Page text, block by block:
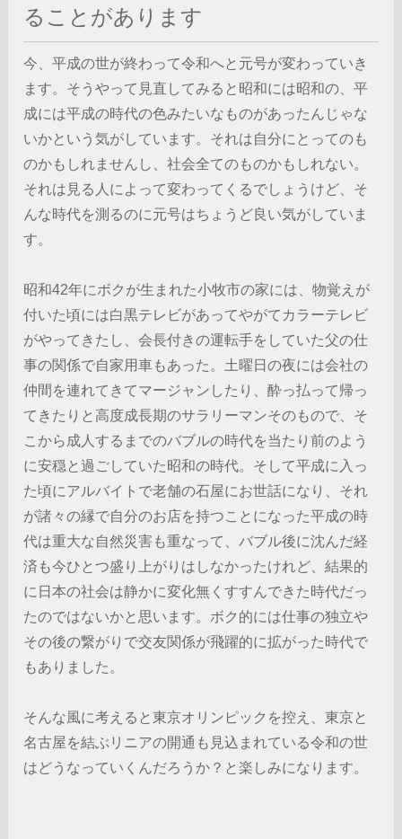
ることがあります
今、平成の世が終わって令和へと元号が変わっていき
ます。そうやって見直してみると昭和には昭和の、平
成には平成の時代の色みたいなものがあったんじゃな
いかという気がしています。それは自分にとってのも
のかもしれませんし、社会全てのものかもしれない。
それは見る人によって変わってくるでしょうけど、そ
んな時代を測るのに元号はちょうど良い気がしていま
す。
昭和42年にボクが生まれた小牧市の家には、物覚えが
付いた頃には白黒テレビがあってやがてカラーテレビ
がやってきたし、会長付きの運転手をしていた父の仕
事の関係で自家用車もあった。土曜日の夜には会社の
仲間を連れてきてマージャンしたり、酔っ払って帰っ
てきたりと高度成長期のサラリーマンそのもので、そ
こから成人するまでのバブルの時代を当たり前のよう
に安穏と過ごしていた昭和の時代。そして平成に入っ
た頃にアルバイトで老舗の石屋にお世話になり、それ
が諸々の縁で自分のお店を持つことになった平成の時
代は重大な自然災害も重なって、バブル後に沈んだ経
済も今ひとつ盛り上がりはしなかったけれど、結果的
に日本の社会は静かに変化無くすすんできた時代だっ
たのではないかと思います。ボク的には仕事の独立や
その後の繋がりで交友関係が飛躍的に拡がった時代で
もありました。
そんな風に考えると東京オリンピックを控え、東京と
名古屋を結ぶリニアの開通も見込まれている令和の世
はどうなっていくんだろうか？と楽しみになります。